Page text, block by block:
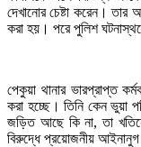
দেখানোর চেষ্টা করেন। তার
করা হয়। পরে পুলিশ
পেকুয়া থানার ভারপ্রাপ্ত
করা হচ্ছে। তিনি কেন ভুয়া
জড়িত আছে কি না, তা
বিরুদ্ধে প্রয়োজনীয় আইনানুগ